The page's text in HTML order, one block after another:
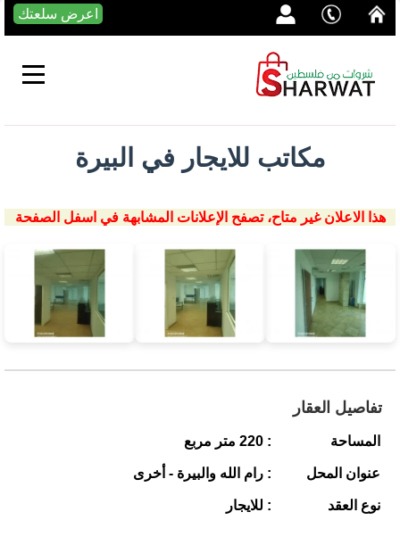
اعرض سلعتك
مكاتب للايجار في البيرة
هذا الاعلان غير متاح، تصفح الإعلانات المشابهة في اسفل الصفحة
تفاصيل العقار
المساحة : 220 متر مربع
عنوان المحل : رام الله والبيرة - أخرى
نوع العقد : للايجار